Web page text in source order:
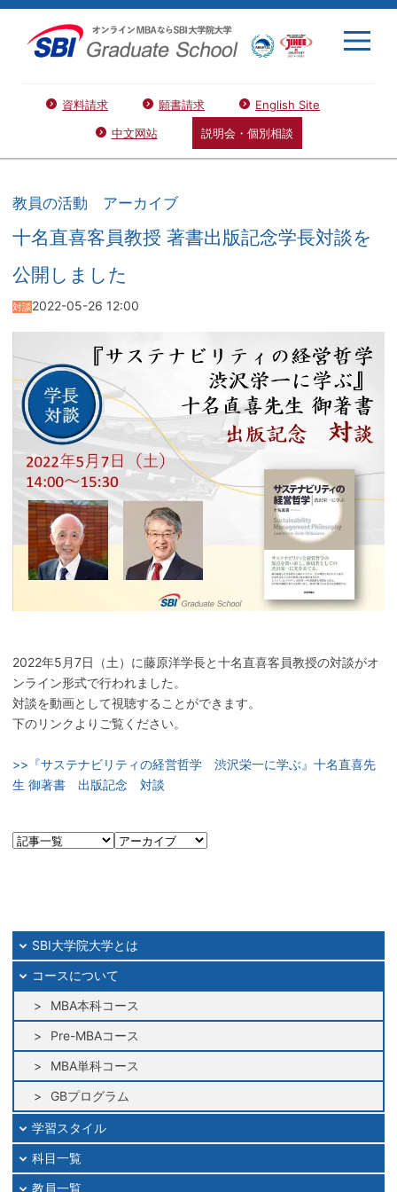
資料請求 願書請求
English Site
中文网站
説明会・個別相談
教員の活動 アーカイブ
十名直喜客員教授 著書出版記念学長対談を
公開しました
対談2022-05-26 12:00
2022年5月7日（土）に藤原洋学長と十名直喜客員教授の対談がオ
ンライン形式で行われました。
対談を動画として視聴することができます。
下のリンクよりご覧ください。
>>『サステナビリティの経営哲学 渋沢栄一に学ぶ』十名直喜先
生 御著書 出版記念 対談
SBI大学院大学とは
コースについて
MBA本科コース
Pre-MBAコース
MBA単科コース
GBプログラム
学習スタイル
科目一覧
教員一覧